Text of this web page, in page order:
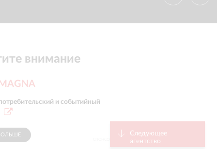
внимание
и событийный
Следующее
агентство